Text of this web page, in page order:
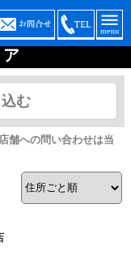
ア
む
舗への問い合わせは当